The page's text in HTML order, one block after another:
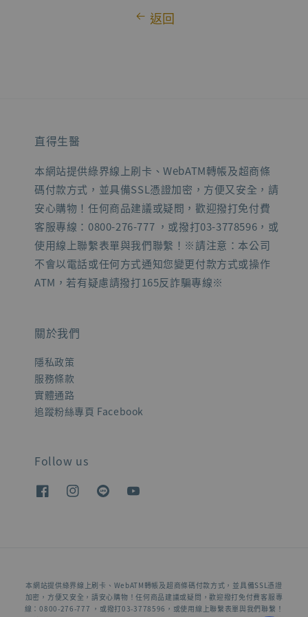
返回
直得生醫
本網站提供綠界線上刷卡、WebATM轉帳及超商條
碼付款方式，並具備SSL憑證加密，方便又安全，請
安心購物！任何商品建議或疑問，歡迎撥打免付費
客服專線：0800-276-777 ，或撥打03-3778596，或
使用線上聯繫表單與我們聯繫！※請注意：本公司
不會以電話或任何方式通知您變更付款方式或操作
ATM，若有疑慮請撥打165反詐騙專線※
關於我們
隱私政策
服務條款
實體通路
追蹤粉絲專頁 Facebook
Follow us
本網站提供綠界線上刷卡、WebATM轉帳及超商條碼付款方式，並具備SSL憑證
加密，方便又安全，請安心購物！任何商品建議或疑問，歡迎撥打免付費客服專
線：0800-276-777 ，或撥打03-3778596，或使用線上聯繫表單與我們聯繫！